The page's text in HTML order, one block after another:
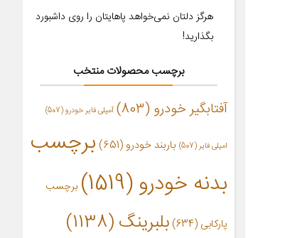
هرگز دلتان نمی‌خواهد پاهایتان را روی داشبورد
بگذارید!
برچسب محصولات منتخب
آفتابگیر خودرو (803) آمپلی فایر خودرو(507)
امپلی فایر (507) باربند خودرو(651)
برچسب
بدنه خودرو(1519) برچسب
پارکابی (634) بلبرینگ(1138)